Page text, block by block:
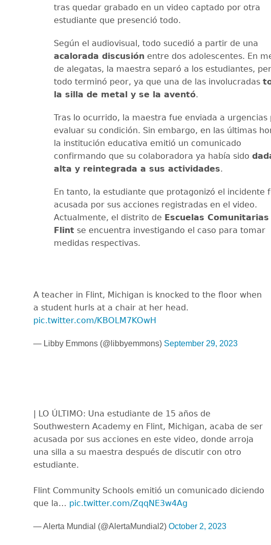
tras quedar grabado en un video captado por otra
estudiante que presenció todo.
Según el audiovisual, todo sucedió a partir de una
acalorada discusión entre dos adolescentes. En
de alegatas, la maestra separó a los estudiantes,
todo terminó peor, ya que una de las involucradas
la silla de metal y se la aventó.
Tras lo ocurrido, la maestra fue enviada a urgencias
evaluar su condición. Sin embargo, en las últimas
la institución educativa emitió un comunicado
confirmando que su colaboradora ya había sido
alta y reintegrada a sus actividades.
En tanto, la estudiante que protagonizó el incidente
acusada por sus acciones registradas en el video.
Actualmente, el distrito de Escuelas Comunitarias
Flint se encuentra investigando el caso para tomar
medidas respectivas.
A teacher in Flint, Michigan is knocked to the floor when
a student hurls at a chair at her head.
pic.twitter.com/KBOLM7KOwH
— Libby Emmons (@libbyemmons) September 29, 2023
| LO ÚLTIMO: Una estudiante de 15 años de
Southwestern Academy en Flint, Michigan, acaba de ser
acusada por sus acciones en este video, donde arroja
una silla a su maestra después de discutir con otro
estudiante.
Flint Community Schools emitió un comunicado diciendo
que la… pic.twitter.com/ZqqNE3w4Ag
— Alerta Mundial (@AlertaMundial2) October 2, 2023